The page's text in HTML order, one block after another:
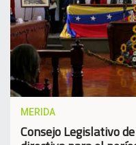
MERIDA
Consejo Legislativo